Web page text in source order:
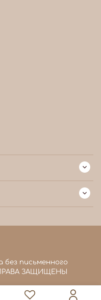
без письменного
ЗАЩИЩЕНЫ